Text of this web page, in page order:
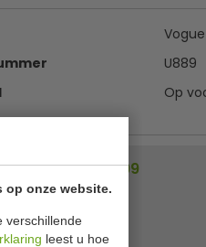
op onze website.
verschillende
leest u hoe
Vogue
U889
Op
| Voordeel € 3,99
incl. btw